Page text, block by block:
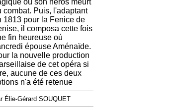
où son héros meurt
combat. Puis, l'adaptant
1813 pour la Fenice de
il composa cette fois
fin heureuse où
épouse Aménaïde.
la nouvelle production
de cet opéra si
aucune de ces deux
n'a été retenue
Élie-Gérard SOUQUET